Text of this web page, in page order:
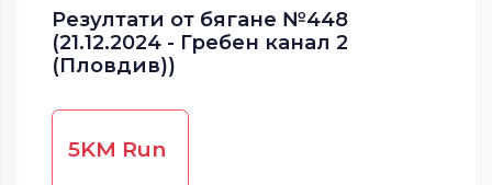
Резултати от бягане №448
(21.12.2024 - Гребен канал 2
(Пловдив))
5KM Run